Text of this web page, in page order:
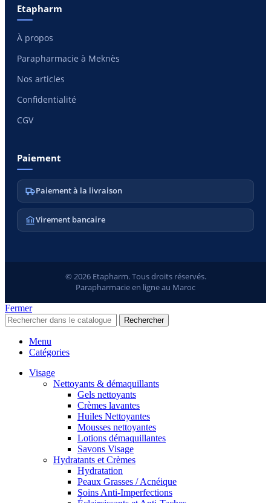
Etapharm
À propos
Parapharmacie à Meknès
Nos articles
Confidentialité
CGV
Paiement
Paiement à la livraison
Virement bancaire
© 2026 Etapharm. Tous droits réservés.
Parapharmacie en ligne au Maroc
Fermer
Rechercher
Menu
Catégories
Visage
Nettoyants & démaquillants
Gels nettoyants
Crèmes lavantes
Huiles Nettoyantes
Mousses nettoyantes
Lotions démaquillantes
Savons Visage
Hydratants et Crèmes
Hydratation
Peaux Grasses / Acnéique
Soins Anti-Imperfections